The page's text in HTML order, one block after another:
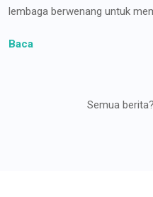
lembaga berwenang untuk
Baca
Semua berita?